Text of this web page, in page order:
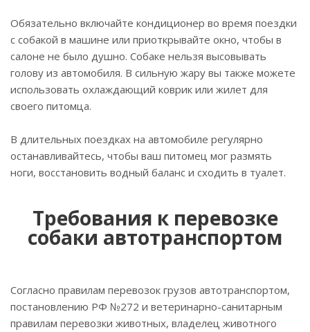
Обязательно включайте кондиционер во время поездки
с собакой в машине или приоткрывайте окно, чтобы в
салоне не было душно. Собаке нельзя высовывать
голову из автомобиля. В сильную жару вы также можете
использовать охлаждающий коврик или жилет для
своего питомца.
В длительных поездках на автомобиле регулярно
останавливайтесь, чтобы ваш питомец мог размять
ноги, восстановить водный баланс и сходить в туалет.
Требования к перевозке
собаки автотранспортом
Согласно правилам перевозок грузов автотранспортом,
постановлению РФ №272 и ветеринарно-санитарным
правилам перевозки животных, владелец животного